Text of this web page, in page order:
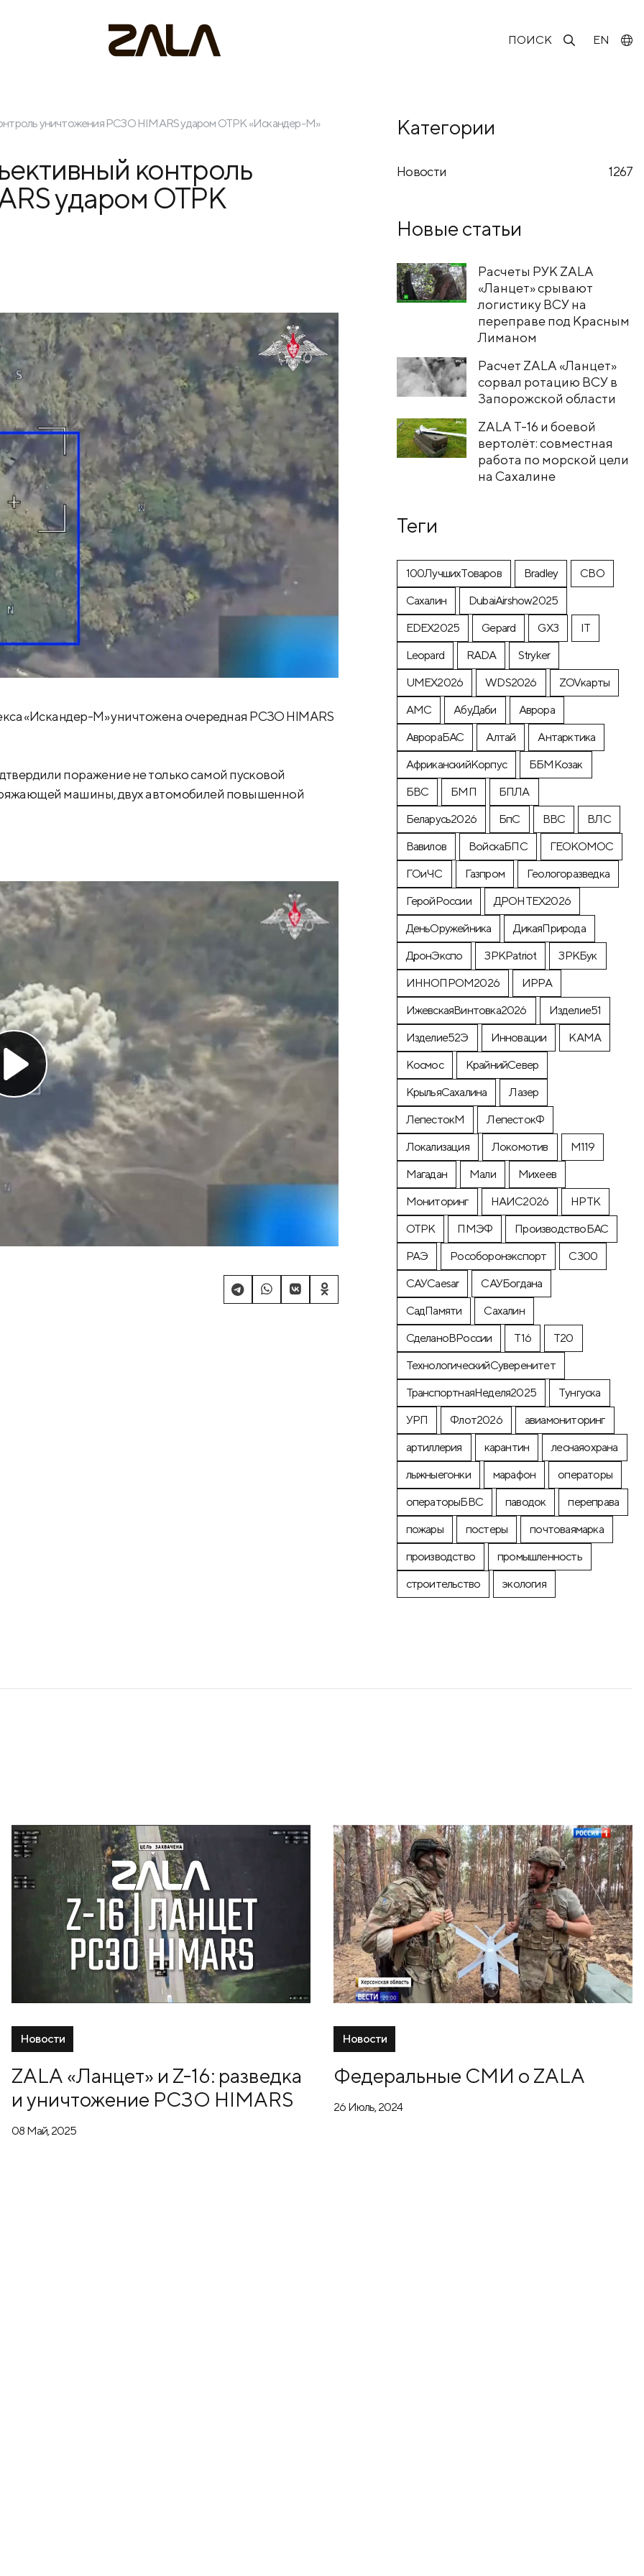
ПОИСК EN
уничтожения РСЗО HIMARS ударом ОТРК «Искандер-М»
контроль
ударом ОТРК
«Искандер-М» уничтожена очередная РСЗО HIMARS
поражение не только самой пусковой
машины, двух автомобилей повышенной
Категории
Новости 1267
Новые статьи
Расчеты РУК ZALA
«Ланцет» срывают
логистику ВСУ на
переправе под Красным
Лиманом
Расчет ZALA «Ланцет»
сорвал ротацию ВСУ в
Запорожской области
ZALA T-16 и боевой
вертолёт: совместная
работа по морской цели
на Сахалине
Теги
100ЛучшихТоваров Bradley
CВО
Cахалин
DubaiAirshow2025
EDEX2025
Gepard GX3
IT
Leopard
RADA
Stryker
UMEX2026
WDS2026
ZOVкарты
АМС
АбуДаби
Аврора
АврораБАС
Алтай
Антарктика
АфриканскийКорпус
ББМКозак
БВС
БМП
БПЛА
Беларусь2026
БпС ВВС
ВЛС
Вавилов
ВойскаБПС
ГЕОКОМОС
ГОиЧС
Газпром
Геологоразведка
ГеройРоссии
ДРОНТЕХ2026
ДеньОружейника
ДикаяПрирода
ДронЭкспо
ЗРКPatriot
ЗРКБук
ИННОПРОМ2026
ИРРА
ИжевскаяВинтовка2026
Изделие51
Изделие52Э
Инновации
КАМА
Космос
КрайнийСевер
КрыльяСахалина
Лазер
ЛепестокМ
ЛепестокФ
Локализация
Локомотив
М119
Магадан
Мали
Михеев
Мониторинг
НАИС2026
НРТК
ОТРК
ПМЭФ
ПроизводствоБАС
РАЭ
Рособоронэкспорт
С300
САУCaesar
САУБогдана
СадПамяти
Сахалин
СделаноВРоссии
Т16
Т20
ТехнологическийСуверенитет
ТранспортнаяНеделя2025
Тунгуска
УРП
Флот2026
авиамониторинг
артиллерия
карантин
леснаяохрана
лыжныегонки
марафон
операторы
операторыБВС
паводок
переправа
пожары
постеры
почтоваямарка
производство
промышленность
строительство
экология
Новости
ZALA «Ланцет» и Z-16: разведка
и уничтожение РСЗО HIMARS
08 Май, 2025
Новости
Федеральные СМИ о ZALA
26 Июль, 2024